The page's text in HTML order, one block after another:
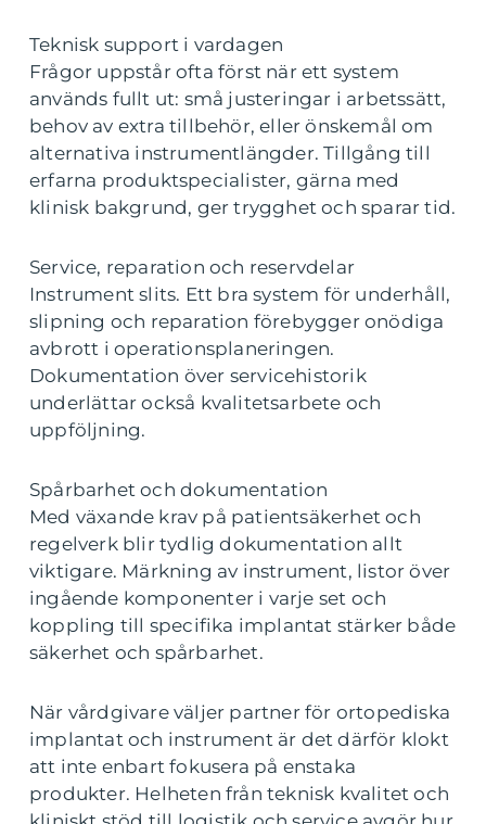
Teknisk support i vardagen
Frågor uppstår ofta först när ett system
används fullt ut: små justeringar i arbetssätt,
behov av extra tillbehör, eller önskemål om
alternativa instrumentlängder. Tillgång till
erfarna produktspecialister, gärna med
klinisk bakgrund, ger trygghet och sparar tid.
Service, reparation och reservdelar
Instrument slits. Ett bra system för underhåll,
slipning och reparation förebygger onödiga
avbrott i operationsplaneringen.
Dokumentation över servicehistorik
underlättar också kvalitetsarbete och
uppföljning.
Spårbarhet och dokumentation
Med växande krav på patientsäkerhet och
regelverk blir tydlig dokumentation allt
viktigare. Märkning av instrument, listor över
ingående komponenter i varje set och
koppling till specifika implantat stärker både
säkerhet och spårbarhet.
När vårdgivare väljer partner för ortopediska
implantat och instrument är det därför klokt
att inte enbart fokusera på enstaka
produkter. Helheten från teknisk kvalitet och